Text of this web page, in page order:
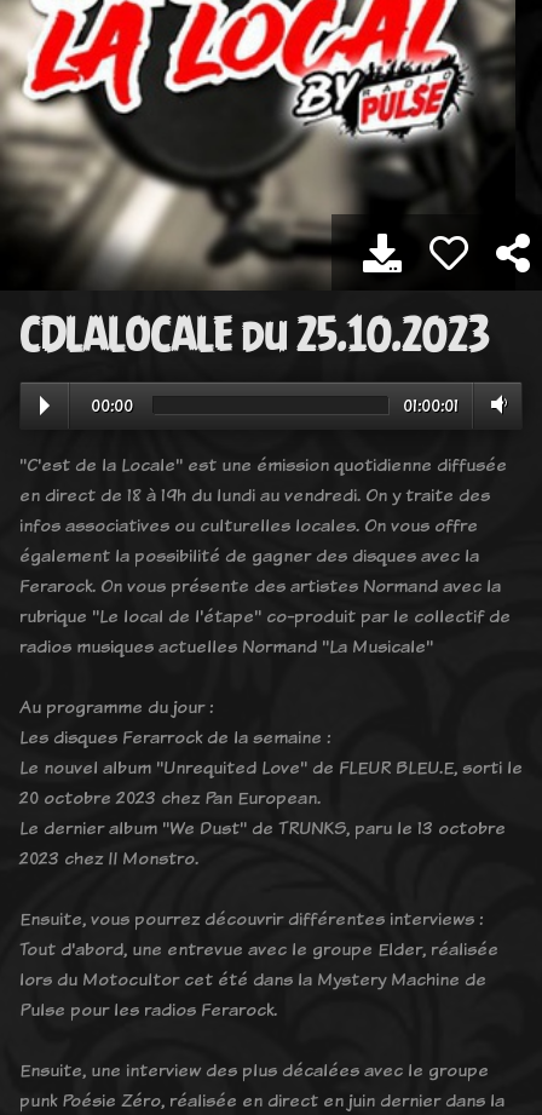
CDLALOCALE du 25.10.2023
00:00 01:00:01
"C'est de la Locale" est une émission quotidienne diffusée
en direct de 18 à 19h du lundi au vendredi. On y traite des
infos associatives ou culturelles locales. On vous offre
également la possibilité de gagner des disques avec la
Ferarock. On vous présente des artistes Normand avec la
rubrique "Le local de l'étape" co-produit par le collectif de
radios musiques actuelles Normand "La Musicale"
Au programme du jour :
Les disques Ferarrock de la semaine :
Le nouvel album "Unrequited Love" de FLEUR BLEU.E, sorti le
20 octobre 2023 chez Pan European.
Le dernier album "We Dust" de TRUNKS, paru le 13 octobre
2023 chez II Monstro.
Ensuite, vous pourrez découvrir différentes interviews :
Tout d'abord, une entrevue avec le groupe Elder, réalisée
lors du Motocultor cet été dans la Mystery Machine de
Pulse pour les radios Ferarock.
Ensuite, une interview des plus décalées avec le groupe
punk Poésie Zéro, réalisée en direct en juin dernier dans la